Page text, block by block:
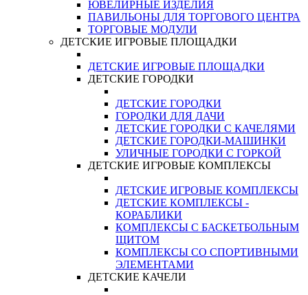
ЮВЕЛИРНЫЕ ИЗДЕЛИЯ
ПАВИЛЬОНЫ ДЛЯ ТОРГОВОГО ЦЕНТРА
ТОРГОВЫЕ МОДУЛИ
ДЕТСКИЕ ИГРОВЫЕ ПЛОЩАДКИ
ДЕТСКИЕ ИГРОВЫЕ ПЛОЩАДКИ
ДЕТСКИЕ ГОРОДКИ
ДЕТСКИЕ ГОРОДКИ
ГОРОДКИ ДЛЯ ДАЧИ
ДЕТСКИЕ ГОРОДКИ С КАЧЕЛЯМИ
ДЕТСКИЕ ГОРОДКИ-МАШИНКИ
УЛИЧНЫЕ ГОРОДКИ С ГОРКОЙ
ДЕТСКИЕ ИГРОВЫЕ КОМПЛЕКСЫ
ДЕТСКИЕ ИГРОВЫЕ КОМПЛЕКСЫ
ДЕТСКИЕ КОМПЛЕКСЫ -
КОРАБЛИКИ
КОМПЛЕКСЫ С БАСКЕТБОЛЬНЫМ
ЩИТОМ
КОМПЛЕКСЫ СО СПОРТИВНЫМИ
ЭЛЕМЕНТАМИ
ДЕТСКИЕ КАЧЕЛИ